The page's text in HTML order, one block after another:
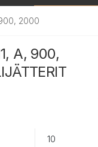
2000
A, 900,
10